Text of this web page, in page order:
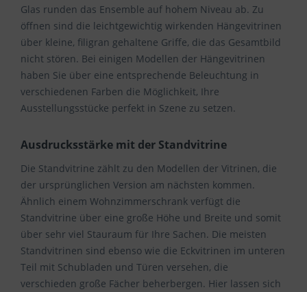
Glas runden das Ensemble auf hohem Niveau ab. Zu
öffnen sind die leichtgewichtig wirkenden Hängevitrinen
über kleine, filigran gehaltene Griffe, die das Gesamtbild
nicht stören. Bei einigen Modellen der Hängevitrinen
haben Sie über eine entsprechende Beleuchtung in
verschiedenen Farben die Möglichkeit, Ihre
Ausstellungsstücke perfekt in Szene zu setzen.
Ausdrucksstärke mit der Standvitrine
Die Standvitrine zählt zu den Modellen der Vitrinen, die
der ursprünglichen Version am nächsten kommen.
Ähnlich einem Wohnzimmerschrank verfügt die
Standvitrine über eine große Höhe und Breite und somit
über sehr viel Stauraum für Ihre Sachen. Die meisten
Standvitrinen sind ebenso wie die Eckvitrinen im unteren
Teil mit Schubladen und Türen versehen, die
verschieden große Fächer beherbergen. Hier lassen sich